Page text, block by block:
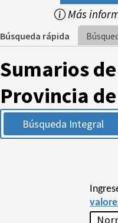
Más
Búsqueda rápida
Sumarios
Provincia
Búsqueda Integral